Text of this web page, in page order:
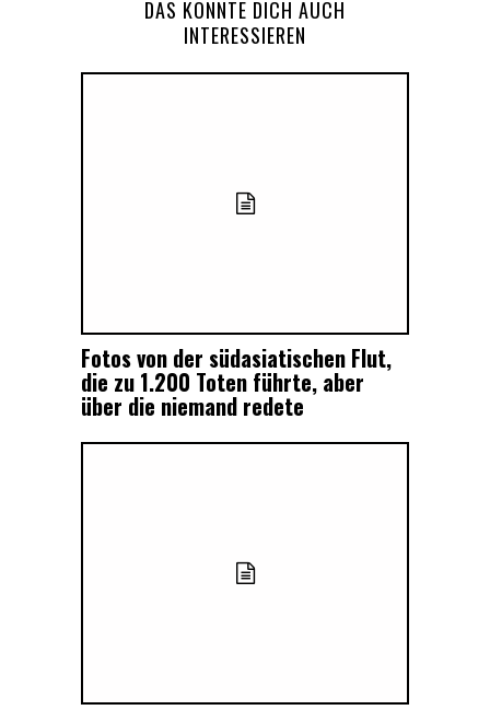
DAS KÖNNTE DICH AUCH
INTERESSIEREN
Fotos von der südasiatischen Flut,
die zu 1.200 Toten führte, aber
über die niemand redete